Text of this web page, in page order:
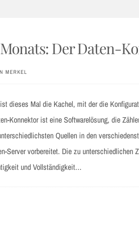
Der Daten-
MERKEL
dieses Mal die Kachel, mit der die
Konnektor ist eine Softwarelösung, die
Quellen in den
Server vorbereitet. Die zu unterschiedlichen
und Vollständigkeit…